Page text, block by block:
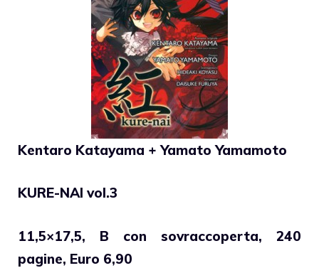
Kentaro Katayama + Yamato Yamamoto
KURE-NAI vol.3
11,5×17,5, B con sovraccoperta, 240
pagine, Euro 6,90